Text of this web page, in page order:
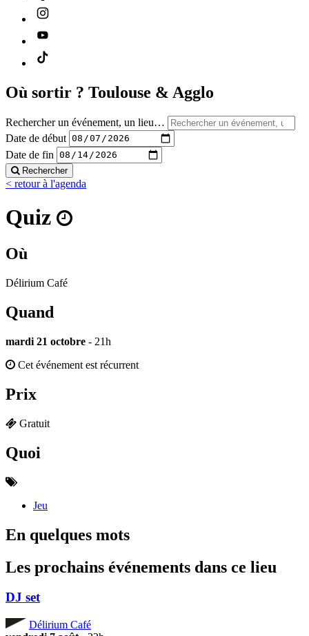
Où sortir ? Toulouse & Agglo
Rechercher un événement, un lieu…
Date de début
Date de fin
Rechercher
< retour à l'agenda
Quiz
Où
Délirium Café
Quand
mardi 21 octobre - 21h
Cet événement est récurrent
Prix
Gratuit
Quoi
Jeu
En quelques mots
Les prochains événements dans ce lieu
DJ set
Délirium Café